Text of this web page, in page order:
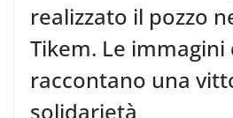
realizzato il pozzo
Tikem. Le immagini
raccontano una
solidarietà